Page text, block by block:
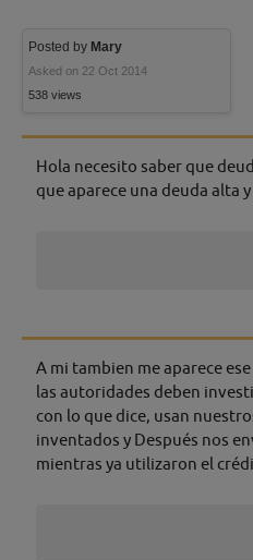
Posted by Mary
Asked on 22 Oct 2014
538 views
Hola necesito saber que
que aparece una deuda alta
A mi tambien me aparece
las autoridades deben
con lo que dice, usan
inventados y Después nos
mientras ya utilizaron el